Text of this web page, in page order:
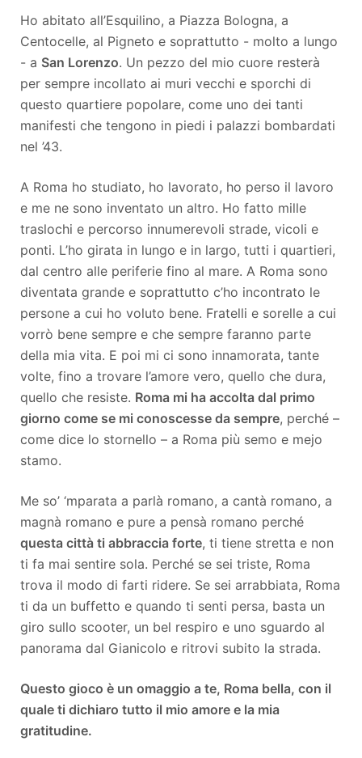
Ho abitato all’Esquilino, a Piazza Bologna, a
Centocelle, al Pigneto e soprattutto - molto a lungo
- a San Lorenzo. Un pezzo del mio cuore resterà
per sempre incollato ai muri vecchi e sporchi di
questo quartiere popolare, come uno dei tanti
manifesti che tengono in piedi i palazzi bombardati
nel ’43.
A Roma ho studiato, ho lavorato, ho perso il lavoro
e me ne sono inventato un altro. Ho fatto mille
traslochi e percorso innumerevoli strade, vicoli e
ponti. L’ho girata in lungo e in largo, tutti i quartieri,
dal centro alle periferie fino al mare. A Roma sono
diventata grande e soprattutto c’ho incontrato le
persone a cui ho voluto bene. Fratelli e sorelle a cui
vorrò bene sempre e che sempre faranno parte
della mia vita. E poi mi ci sono innamorata, tante
volte, fino a trovare l’amore vero, quello che dura,
quello che resiste. Roma mi ha accolta dal primo
giorno come se mi conoscesse da sempre, perché –
come dice lo stornello – a Roma più semo e mejo
stamo.
Me so’ ‘mparata a parlà romano, a cantà romano, a
magnà romano e pure a pensà romano perché
questa città ti abbraccia forte, ti tiene stretta e non
ti fa mai sentire sola. Perché se sei triste, Roma
trova il modo di farti ridere. Se sei arrabbiata, Roma
ti da un buffetto e quando ti senti persa, basta un
giro sullo scooter, un bel respiro e uno sguardo al
panorama dal Gianicolo e ritrovi subito la strada.
Questo gioco è un omaggio a te, Roma bella, con il
quale ti dichiaro tutto il mio amore e la mia
gratitudine.